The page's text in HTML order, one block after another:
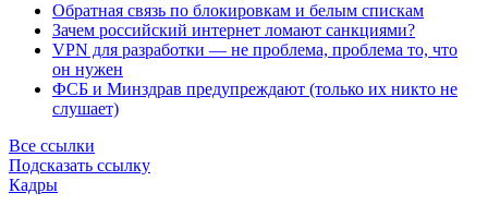
Обратная связь по блокировкам и белым спискам
Зачем российский интернет ломают санкциями?
VPN для разработки — не проблема, проблема то, что
он нужен
ФСБ и Минздрав предупреждают (только их никто не
слушает)
Все ссылки
Подсказать ссылку
Кадры